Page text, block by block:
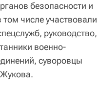
безопасности и
числе участвовали
руководство,
военно-
суворовцы